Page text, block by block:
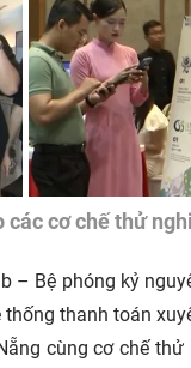
các cơ chế thử
– Bệ phóng kỷ
thanh toán
cùng cơ chế